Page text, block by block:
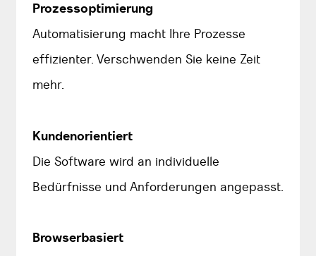
Prozessoptimierung
Automatisierung macht Ihre Prozesse
effizienter. Verschwenden Sie keine Zeit
mehr.
Kundenorientiert
Die Software wird an individuelle
Bedürfnisse und Anforderungen angepasst.
Browserbasiert